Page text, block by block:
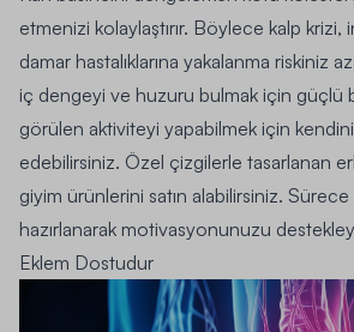
etmenizi kolaylaştırır. Böylece kalp
damar hastalıklarına yakalanma riskiniz
iç dengeyi ve huzuru bulmak için güçlü
görülen aktiviteyi yapabilmek için
edebilirsiniz. Özel çizgilerle tasarlanan
giyim ürünlerini satın alabilirsiniz.
hazırlanarak motivasyonunuzu
Eklem Dostudur